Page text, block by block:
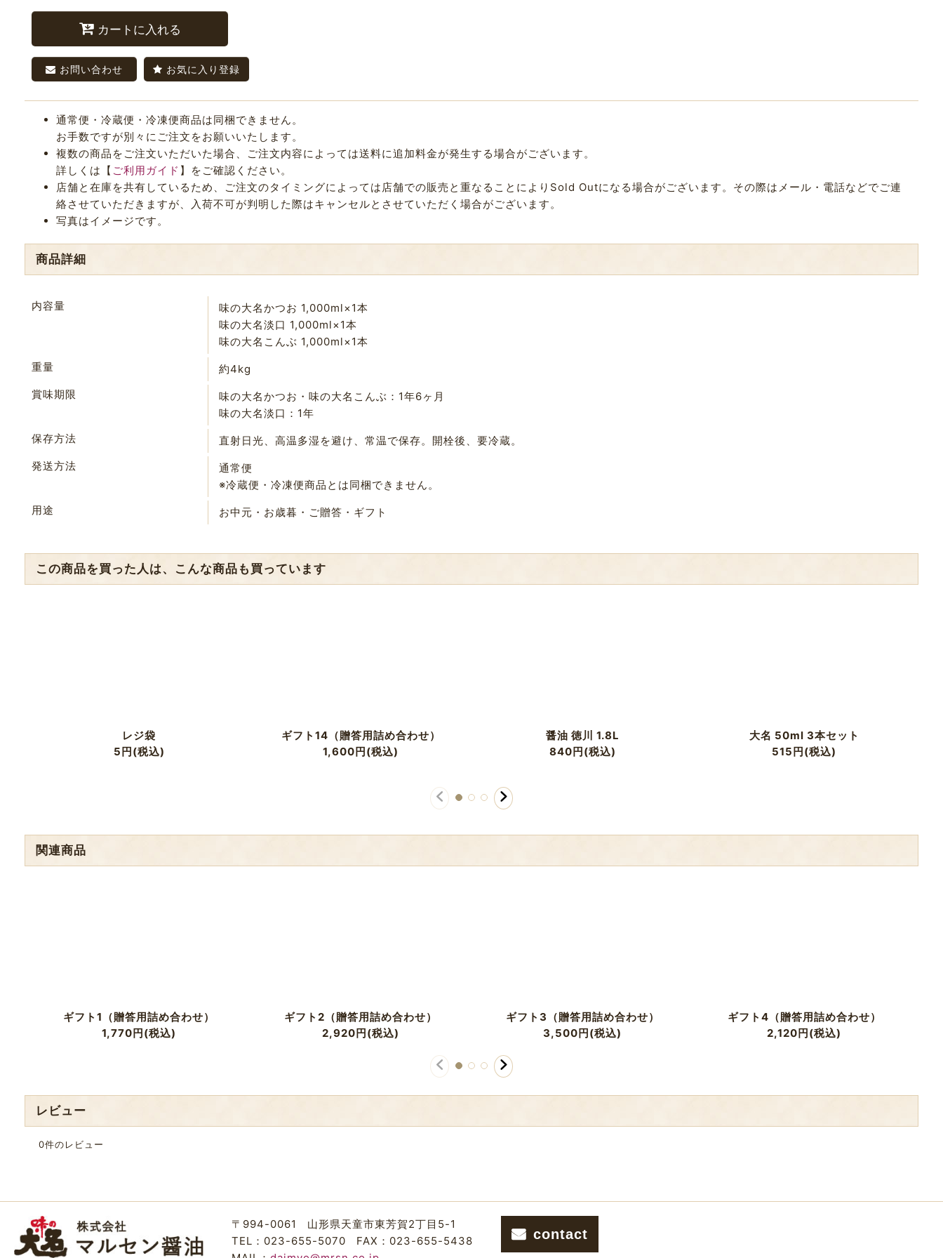
カートに入れる
お問い合わせ お気に入り登録
通常便・冷蔵便・冷凍便商品は同梱できません。
お手数ですが別々にご注文をお願いいたします。
複数の商品をご注文いただいた場合、ご注文内容によっては送料に追加料金が発生する場合がございます。
詳しくは【 ご利用ガイド 】をご確認ください。
店舗と在庫を共有しているため、ご注文のタイミングによっては店舗での販売と重なることによりSold Outになる場合がございます。その際はメール・電話などでご連
絡させていただきますが、入荷不可が判明した際はキャンセルとさせていただく場合がございます。
写真はイメージです。
商品詳細
内容量
味の大名かつお 1,000ml×1本
味の大名淡口 1,000ml×1本
味の大名こんぶ 1,000ml×1本
重量
約4kg
賞味期限
味の大名かつお・味の大名こんぶ：1年6ヶ月
味の大名淡口：1年
保存方法
直射日光、高温多湿を避け、常温で保存。開栓後、要冷蔵。
発送方法
通常便
※冷蔵便・冷凍便商品とは同梱できません。
用途
お中元・お歳暮・ご贈答・ギフト
この商品を買った人は、こんな商品も買っています
レジ袋
5円(税込)
ギフト14（贈答用詰め合わせ）
1,600円(税込)
醤油 徳川 1.8L
840円(税込)
大名 50ml 3本セット
515円(税込)
関連商品
ギフト1（贈答用詰め合わせ）
1,770円(税込)
ギフト2（贈答用詰め合わせ）
2,920円(税込)
ギフト3（贈答用詰め合わせ）
3,500円(税込)
ギフト4（贈答用詰め合わせ）
2,120円(税込)
レビュー
0件のレビュー
〒994-0061
山形県天童市東芳賀2丁目5-1
TEL：023-655-5070
FAX：023-655-5438
contact